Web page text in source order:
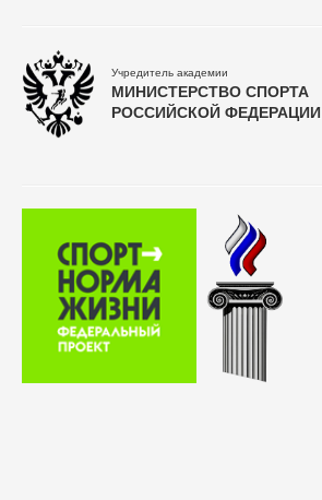
Учредитель академии
МИНИСТЕРСТВО СПОРТА
РОССИЙСКОЙ ФЕДЕРАЦИИ